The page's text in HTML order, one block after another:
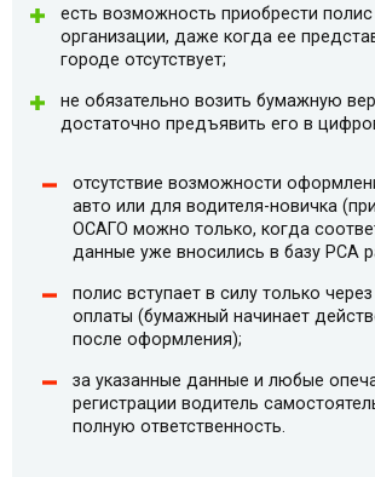
есть возможность приобрести
организации, даже когда ее
городе отсутствует;
не обязательно возить бумажную
достаточно предъявить его в
отсутствие возможности
авто или для водителя-новичка
ОСАГО можно только, когда
данные уже вносились в базу РСА
полис вступает в силу только
оплаты (бумажный начинает
после оформления);
за указанные данные и любые
регистрации водитель
полную ответственность.